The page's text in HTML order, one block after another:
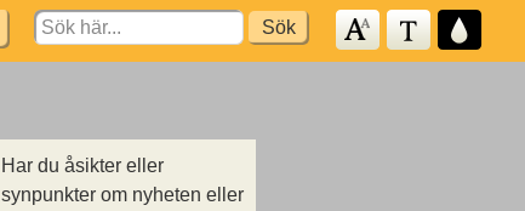
Search
for:
Har du åsikter eller
synpunkter om nyheten eller